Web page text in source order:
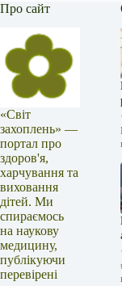
Про сайт
«Світ
захоплень» —
портал про
здоров'я,
харчування та
виховання
дітей. Ми
спираємось
на наукову
медицину,
публікуючи
перевірені